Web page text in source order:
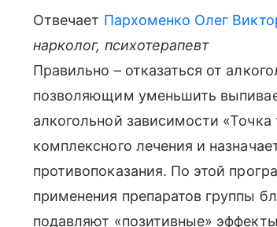
Отвечает Пархоменко Олег
нарколог, психотерапевт
Правильно – отказаться от
позволяющим уменьшить
алкогольной зависимости
комплексного лечения и
противопоказания. По этой
применения препаратов группы
подавляют «позитивные»